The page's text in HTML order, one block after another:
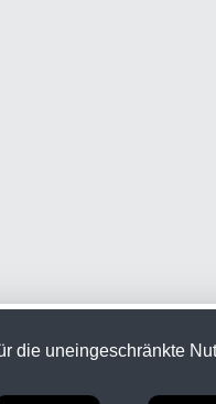
die uneingeschränkte